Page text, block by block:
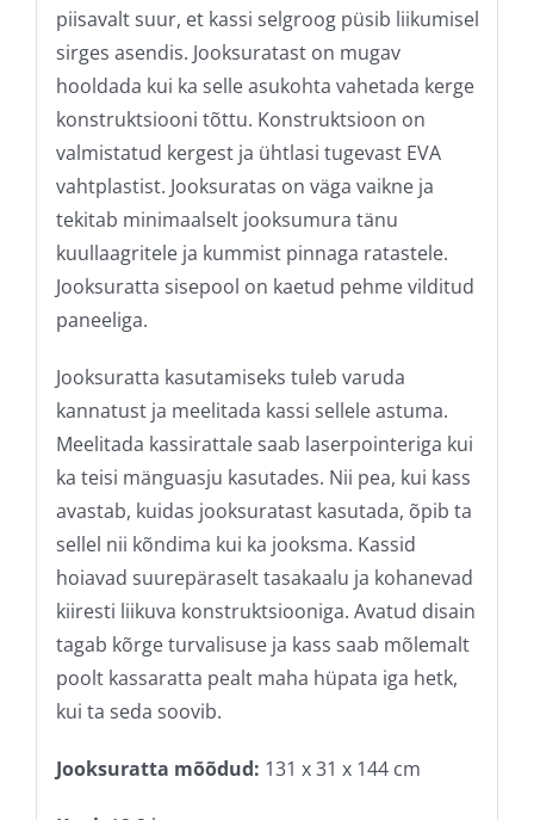
piisavalt suur, et kassi selgroog püsib liikumisel
sirges asendis. Jooksuratast on mugav
hooldada kui ka selle asukohta vahetada kerge
konstruktsiooni tõttu. Konstruktsioon on
valmistatud kergest ja ühtlasi tugevast EVA
vahtplastist. Jooksuratas on väga vaikne ja
tekitab minimaalselt jooksumura tänu
kuullaagritele ja kummist pinnaga ratastele.
Jooksuratta sisepool on kaetud pehme vilditud
paneeliga.
Jooksuratta kasutamiseks tuleb varuda
kannatust ja meelitada kassi sellele astuma.
Meelitada kassirattale saab laserpointeriga kui
ka teisi mänguasju kasutades. Nii pea, kui kass
avastab, kuidas jooksuratast kasutada, õpib ta
sellel nii kõndima kui ka jooksma. Kassid
hoiavad suurepäraselt tasakaalu ja kohanevad
kiiresti liikuva konstruktsiooniga. Avatud disain
tagab kõrge turvalisuse ja kass saab mõlemalt
poolt kassaratta pealt maha hüpata iga hetk,
kui ta seda soovib.
Jooksuratta mõõdud: 131 x 31 x 144 cm